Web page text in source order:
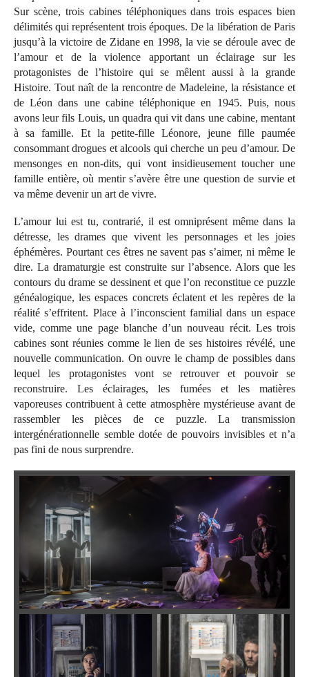
Sur scène, trois cabines téléphoniques dans trois espaces bien
délimités qui représentent trois époques. De la libération de Paris
jusqu’à la victoire de Zidane en 1998, la vie se déroule avec de
l’amour et de la violence apportant un éclairage sur les
protagonistes de l’histoire qui se mêlent aussi à la grande
Histoire. Tout naît de la rencontre de Madeleine, la résistance et
de Léon dans une cabine téléphonique en 1945. Puis, nous
avons leur fils Louis, un quadra qui vit dans une cabine, mentant
à sa famille. Et la petite-fille Léonore, jeune fille paumée
consommant drogues et alcools qui cherche un peu d’amour. De
mensonges en non-dits, qui vont insidieusement toucher une
famille entière, où mentir s’avère être une question de survie et
va même devenir un art de vivre.
L’amour lui est tu, contrarié, il est omniprésent même dans la
détresse, les drames que vivent les personnages et les joies
éphémères. Pourtant ces êtres ne savent pas s’aimer, ni même le
dire. La dramaturgie est construite sur l’absence. Alors que les
contours du drame se dessinent et que l’on reconstitue ce puzzle
généalogique, les espaces concrets éclatent et les repères de la
réalité s’effritent. Place à l’inconscient familial dans un espace
vide, comme une page blanche d’un nouveau récit. Les trois
cabines sont réunies comme le lien de ses histoires révélé, une
nouvelle communication. On ouvre le champ de possibles dans
lequel les protagonistes vont se retrouver et pouvoir se
reconstruire. Les éclairages, les fumées et les matières
vaporeuses contribuent à cette atmosphère mystérieuse avant de
rassembler les pièces de ce puzzle. La transmission
intergénérationnelle semble dotée de pouvoirs invisibles et n’a
pas fini de nous surprendre.